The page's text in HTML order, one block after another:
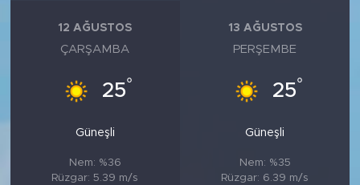
12 AĞUSTOS
ÇARŞAMBA
25°
Güneşli
Nem: %36
Rüzgar: 5.39 m/s
13 AĞUSTOS
PERŞEMBE
25°
Güneşli
Nem: %35
Rüzgar: 6.39 m/s